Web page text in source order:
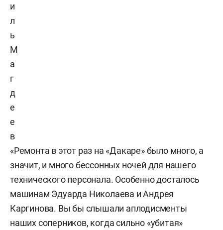
и
л
ь
М
а
г
д
е
е
в
«Ремонта в этот раз на «Дакаре» было много, а
значит, и много бессонных ночей для нашего
технического персонала. Особенно досталось
машинам Эдуарда Николаева и Андрея
Каргинова. Вы бы слышали аплодисменты
наших соперников, когда сильно «убитая»